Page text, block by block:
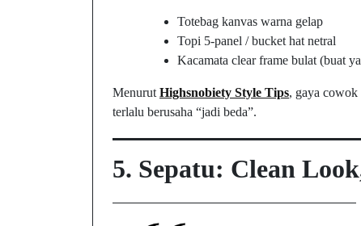
Totebag kanvas warna gelap
Topi 5-panel / bucket hat netral
Kacamata clear frame bulat (buat
Menurut Highsnobiety Style Tips, gaya cowok
terlalu berusaha “jadi beda”.
5. Sepatu: Clean